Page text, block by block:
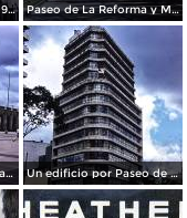
Iglesia de la profesa (c. 1950) Paseo de La Reforma y Mto a La Independencia 1950
El atrio de la Villa de Guadalupe 1950. Un edificio por Paseo de La Reforma 1950